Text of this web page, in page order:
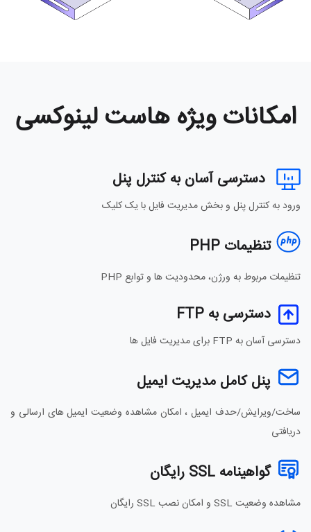
امکانات ویژه هاست لینوکسی
دسترسی آسان به کنترل پنل
ورود به کنترل پنل و بخش مدیریت فایل با یک کلیک
تنظیمات PHP
تنظیمات مربوط به ورژن، محدودیت ها و توابع PHP
دسترسی به FTP
دسترسی آسان به FTP برای مدیریت فایل ها
پنل کامل مدیریت ایمیل
ساخت/ویرایش/حدف ایمیل ، امکان مشاهده وضعیت ایمیل های ارسالی و
دریافتی
گواهینامه SSL رایگان
مشاهده وضعیت SSL و امکان نصب SSL رایگان